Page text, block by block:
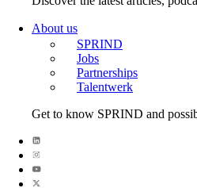
About us
SPRIND
Jobs
Partnerships
Talentwerk
Get to know SPRIND and